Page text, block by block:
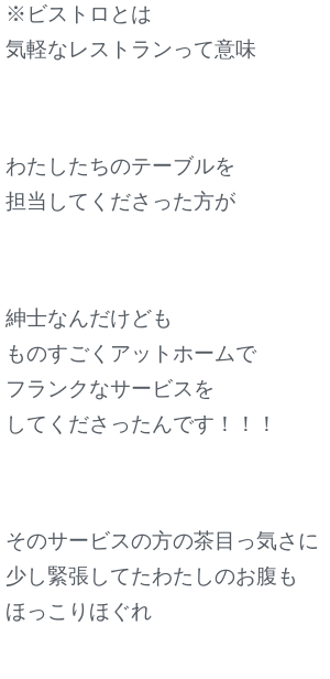
※ビストロとは
気軽なレストランって意味
わたしたちのテーブルを
担当してくださった方が
紳士なんだけども
ものすごくアットホームで
フランクなサービスを
してくださったんです！！！
そのサービスの方の茶目っ気さに
少し緊張してたわたしのお腹も
ほっこりほぐれ